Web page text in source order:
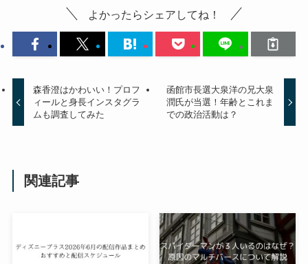
よかったらシェアしてね！
森香澄はかわいい！プロフ
ィールと身長インスタグラ
ムも調査してみた
函館市長選大泉洋の兄大泉
潤氏が当選！年齢とこれま
での政治活動は？
関連記事